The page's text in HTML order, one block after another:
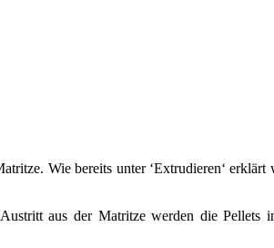
Wie bereits unter ‘Extrudieren‘
aus der Matritze werden die Pellets